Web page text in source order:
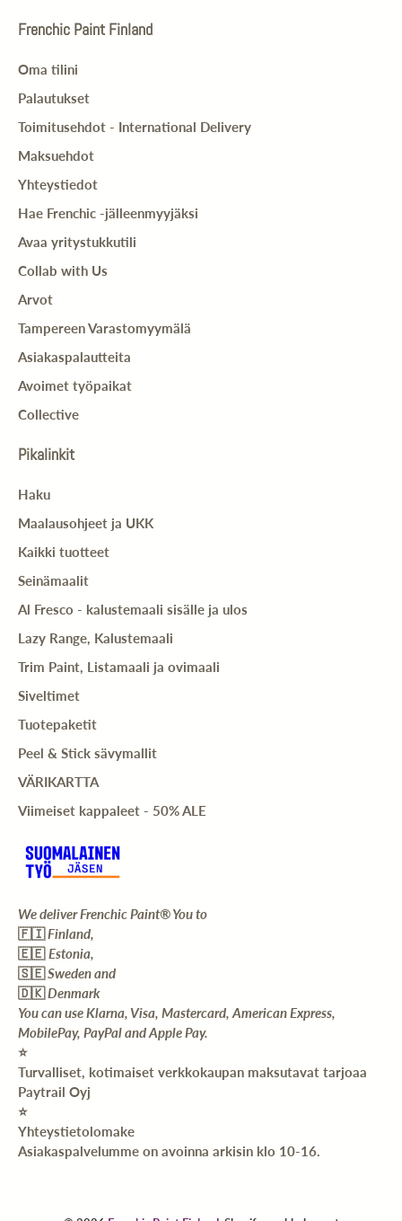
Frenchic Paint Finland
Oma tilini
Palautukset
Toimitusehdot - International Delivery
Maksuehdot
Yhteystiedot
Hae Frenchic -jälleenmyyjäksi
Avaa yritystukkutili
Collab with Us
Arvot
Tampereen Varastomyymälä
Asiakaspalautteita
Avoimet työpaikat
Collective
Pikalinkit
Haku
Maalausohjeet ja UKK
Kaikki tuotteet
Seinämaalit
Al Fresco - kalustemaali sisälle ja ulos
Lazy Range, Kalustemaali
Trim Paint, Listamaali ja ovimaali
Siveltimet
Tuotepaketit
Peel & Stick sävymallit
VÄRIKARTTA
Viimeiset kappaleet - 50% ALE
We deliver Frenchic Paint® You to
🇫🇮Finland,
🇪🇪Estonia,
🇸🇪Sweden and
🇩🇰Denmark
You can use Klarna, Visa, Mastercard, American Express,
MobilePay, PayPal and Apple Pay.
⭐️
Turvalliset, kotimaiset verkkokaupan maksutavat tarjoaa
Paytrail Oyj
⭐️
Yhteystietolomake
Asiakaspalvelumme on avoinna arkisin klo 10-16.